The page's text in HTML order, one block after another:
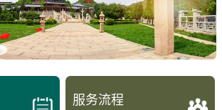
服务流程